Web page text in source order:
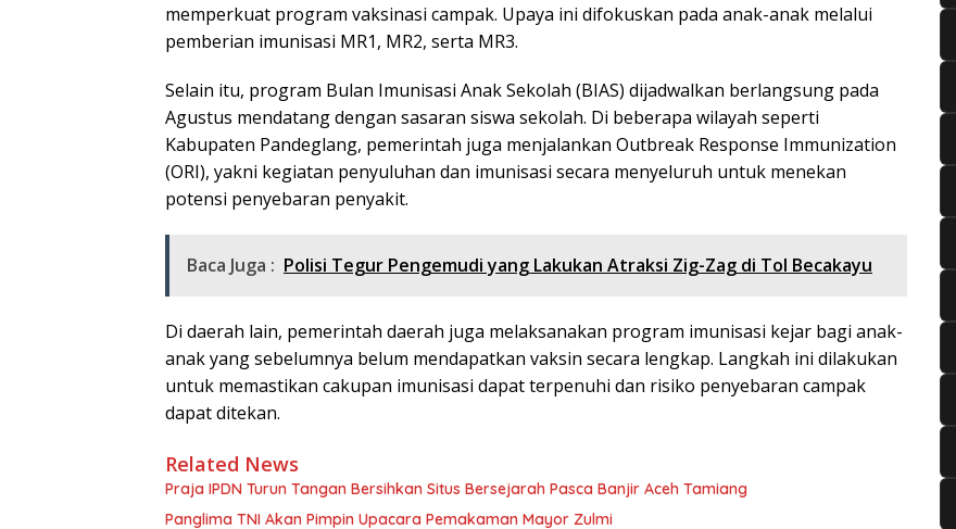
memperkuat program vaksinasi campak. Upaya ini difokuskan pada anak-anak melalui
pemberian imunisasi MR1, MR2, serta MR3.
Selain itu, program Bulan Imunisasi Anak Sekolah (BIAS) dijadwalkan berlangsung pada
Agustus mendatang dengan sasaran siswa sekolah. Di beberapa wilayah seperti
Kabupaten Pandeglang, pemerintah juga menjalankan Outbreak Response Immunization
(ORI), yakni kegiatan penyuluhan dan imunisasi secara menyeluruh untuk menekan
potensi penyebaran penyakit.
Baca Juga : Polisi Tegur Pengemudi yang Lakukan Atraksi Zig-Zag di Tol Becakayu
Di daerah lain, pemerintah daerah juga melaksanakan program imunisasi kejar bagi anak-
anak yang sebelumnya belum mendapatkan vaksin secara lengkap. Langkah ini dilakukan
untuk memastikan cakupan imunisasi dapat terpenuhi dan risiko penyebaran campak
dapat ditekan.
Related News
Praja IPDN Turun Tangan Bersihkan Situs Bersejarah Pasca Banjir Aceh Tamiang
Panglima TNI Akan Pimpin Upacara Pemakaman Mayor Zulmi